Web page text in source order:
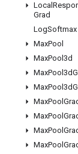
Local
Grad
LogSoftmax
MaxPool
MaxPool3d
MaxPool3d
MaxPool3d
MaxPool
MaxPool
MaxPool
MaxPool